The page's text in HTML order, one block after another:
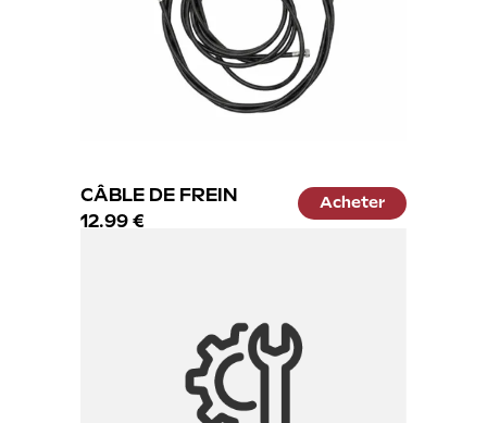
CÂBLE DE FREIN
12.99 €
Acheter